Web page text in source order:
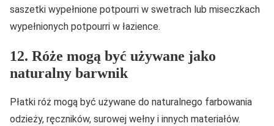
saszetki wypełnione potpourri w swetrach lub miseczkach
wypełnionych potpourri w łazience.
12. Róże mogą być używane jako
naturalny barwnik
Płatki róż mogą być używane do naturalnego farbowania
odzieży, ręczników, surowej wełny i innych materiałów.